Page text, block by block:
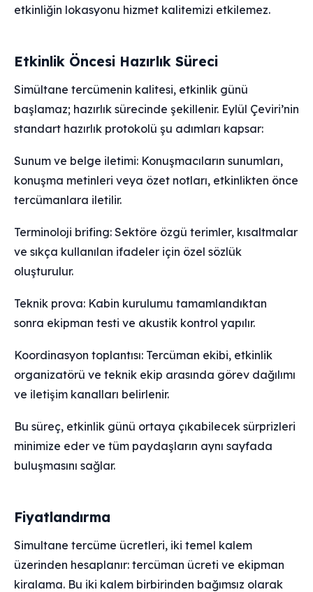
etkinliğin lokasyonu hizmet kalitemizi etkilemez.
Etkinlik Öncesi Hazırlık Süreci
Simültane tercümenin kalitesi, etkinlik günü
başlamaz; hazırlık sürecinde şekillenir. Eylül Çeviri’nin
standart hazırlık protokolü şu adımları kapsar:
Sunum ve belge iletimi: Konuşmacıların sunumları,
konuşma metinleri veya özet notları, etkinlikten önce
tercümanlara iletilir.
Terminoloji brifing: Sektöre özgü terimler, kısaltmalar
ve sıkça kullanılan ifadeler için özel sözlük
oluşturulur.
Teknik prova: Kabin kurulumu tamamlandıktan
sonra ekipman testi ve akustik kontrol yapılır.
Koordinasyon toplantısı: Tercüman ekibi, etkinlik
organizatörü ve teknik ekip arasında görev dağılımı
ve iletişim kanalları belirlenir.
Bu süreç, etkinlik günü ortaya çıkabilecek sürprizleri
minimize eder ve tüm paydaşların aynı sayfada
buluşmasını sağlar.
Fiyatlandırma
Simultane tercüme ücretleri, iki temel kalem
üzerinden hesaplanır: tercüman ücreti ve ekipman
kiralama. Bu iki kalem birbirinden bağımsız olarak